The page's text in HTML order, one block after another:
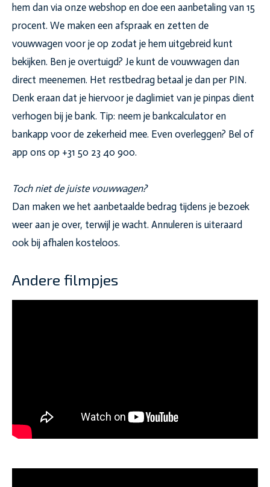
hem dan via onze webshop en doe een aanbetaling van 15
procent. We maken een afspraak en zetten de
vouwwagen voor je op zodat je hem uitgebreid kunt
bekijken. Ben je overtuigd? Je kunt de vouwwagen dan
direct meenemen. Het restbedrag betaal je dan per PIN.
Denk eraan dat je hiervoor je daglimiet van je pinpas dient
verhogen bij je bank. Tip: neem je bankcalculator en
bankapp voor de zekerheid mee. Even overleggen? Bel of
app ons op +31 50 23 40 900.
Toch niet de juiste vouwwagen?
Dan maken we het aanbetaalde bedrag tijdens je bezoek
weer aan je over, terwijl je wacht. Annuleren is uiteraard
ook bij afhalen kosteloos.
Andere filmpjes